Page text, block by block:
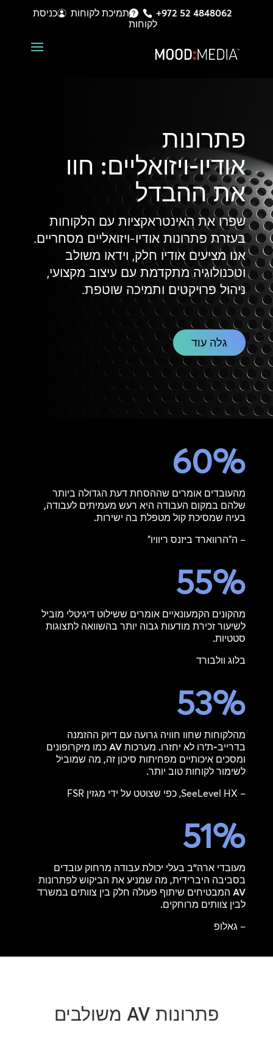
+972 52 4848062 תמיכת לקוחות
כניסת
לקוחות
פתרונות
אודיו-ויזואליים: חוו
את ההבדל
שפרו את האינטראקציות עם הלקוחות
בעזרת פתרונות אודיו-ויזואליים מסחריים.
אנו מציעים אודיו חלק, וידאו משולב
וטכנולוגיה מתקדמת עם עיצוב מקצועי,
ניהול פרויקטים ותמיכה שוטפת.
גלה עוד
60%
מהעובדים אומרים שההסחת דעת הגדולה ביותר
שלהם במקום העבודה היא רעש מעמיתים לעבודה,
בעיה שמסיכת קול מטפלת בה ישירות.
– ה"הרווארד ביזנס ריוויו"
55%
מהקונים הקמעונאיים אומרים ששילוט דיגיטלי מוביל
לשיעור זכירת מודעות גבוה יותר בהשוואה לתצוגות
סטטיות.
בלוג וולבורד
53%
מהלקוחות שחוו חוויה גרועה עם דיוק ההזמנה
בדרייב-ת'רו לא יחזרו. מערכות AV כמו מיקרופונים
ומסכים איכותיים מפחיתות סיכון זה, מה שמוביל
לשימור לקוחות טוב יותר.
– SeeLevel HX, כפי שצוטט על ידי מגזין FSR
51%
מעובדי ארה"ב בעלי יכולת עבודה מרחוק עובדים
בסביבה היברידית, מה שמניע את הביקוש לפתרונות
AV המבטיחים שיתוף פעולה חלק בין צוותים במשרד
לבין צוותים מרוחקים.
– גאלופ
פתרונות AV משולבים